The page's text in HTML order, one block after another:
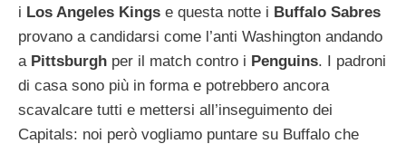
i Los Angeles Kings e questa notte i Buffalo Sabres
provano a candidarsi come l’anti Washington andando
a Pittsburgh per il match contro i Penguins. I padroni
di casa sono più in forma e potrebbero ancora
scavalcare tutti e mettersi all’inseguimento dei
Capitals: noi però vogliamo puntare su Buffalo che